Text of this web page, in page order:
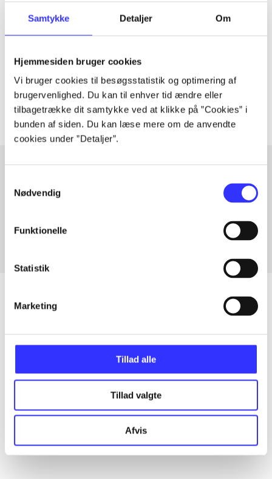
Samtykke Detaljer Om
Hjemmesiden bruger cookies
Vi bruger cookies til besøgsstatistik og optimering af
brugervenlighed. Du kan til enhver tid ændre eller
tilbagetrække dit samtykke ved at klikke på ”Cookies” i
bunden af siden. Du kan læse mere om de anvendte
cookies under ”Detaljer”.
Nødvendig
Funktionelle
Statistik
Marketing
Tillad alle
Tillad valgte
Afvis
Artiklen er en del af
Tidsskrift
Artiklerne i handler ofte om
Artikler med samme emner
Alle registrerede artikler fordelt på udgivelser
...